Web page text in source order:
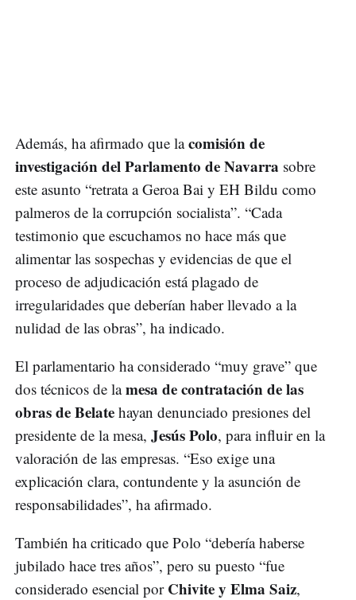
Además, ha afirmado que lacomisión de
investigación del Parlamento de Navarra sobre
este asunto “retrata a Geroa Bai y EH Bildu como
palmeros de la corrupción socialista”. “Cada
testimonio que escuchamos no hace más que
alimentar las sospechas y evidencias de que el
proceso de adjudicación está plagado de
irregularidades que deberían haber llevado a la
nulidad de las obras”, ha indicado.
El parlamentario ha considerado “muy grave” que
dos técnicos de lamesa de contratación de las
obras de Belate hayan denunciado presiones del
presidente de la mesa, Jesús Polo, para influir en la
valoración de las empresas. “Eso exige una
explicación clara, contundente y la asunción de
responsabilidades”, ha afirmado.
También ha criticado que Polo “debería haberse
jubilado hace tres años”, pero su puesto “fue
considerado esencial por Chivite y Elma Saiz,